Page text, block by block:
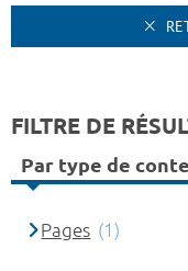
FILTRE DE
Par type de
Pages (1)